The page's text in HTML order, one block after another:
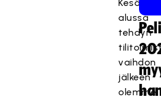
Kesäkuun
alussa
tehdyn
vaihdon
jälkeen
olemme